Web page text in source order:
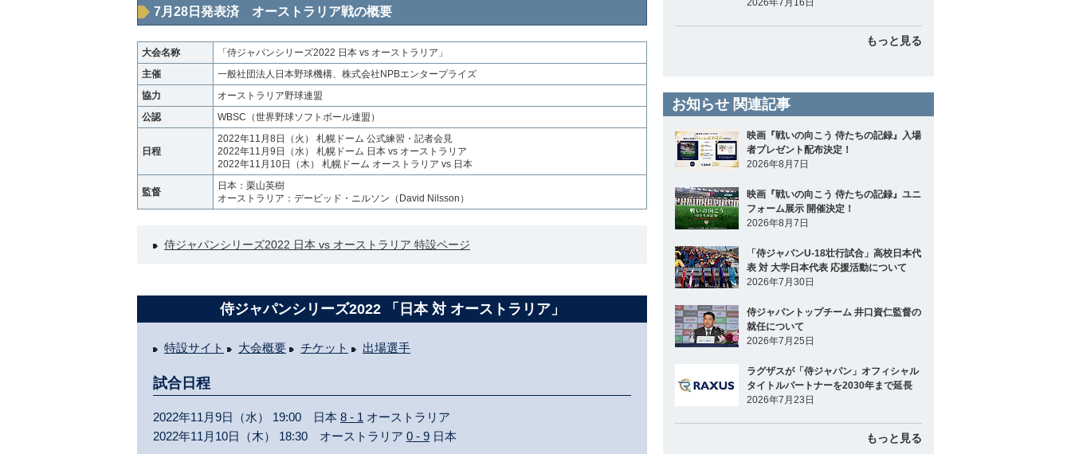
7月28日発表済 オーストラリア戦の概要
大会名称
「侍ジャパンシリーズ2022 日本 vs オーストラリア」
主催
一般社団法人日本野球機構、株式会社NPBエンタープライズ
協力
オーストラリア野球連盟
公認
WBSC（世界野球ソフトボール連盟）
日程
2022年11月8日（火） 札幌ドーム 公式練習・記者会見
2022年11月9日（水） 札幌ドーム 日本 vs オーストラリア
2022年11月10日（木） 札幌ドーム オーストラリア vs 日本
監督
日本：栗山英樹
オーストラリア：デービッド・ニルソン（David Nilsson）
侍ジャパンシリーズ2022 日本 vs オーストラリア 特設ページ
侍ジャパンシリーズ2022 「日本 対 オーストラリア」
特設サイト 大会概要 チケット 出場選手
試合日程
2022年11月9日（水） 19:00 日本 8 - 1 オーストラリア
2022年11月10日（木） 18:30 オーストラリア 0 - 9 日本
2026年7月16日
もっと見る
お知らせ 関連記事
映画『戦いの向こう 侍たちの記録』入場
者プレゼント配布決定！
2026年8月7日
映画『戦いの向こう 侍たちの記録』ユニ
フォーム展示 開催決定！
2026年8月7日
「侍ジャパンU-18壮行試合」高校日本代
表 対 大学日本代表 応援活動について
2026年7月30日
侍ジャパントップチーム 井口資仁監督の
就任について
2026年7月25日
ラグザスが「侍ジャパン」オフィシャル
タイトルパートナーを2030年まで延長
2026年7月23日
もっと見る